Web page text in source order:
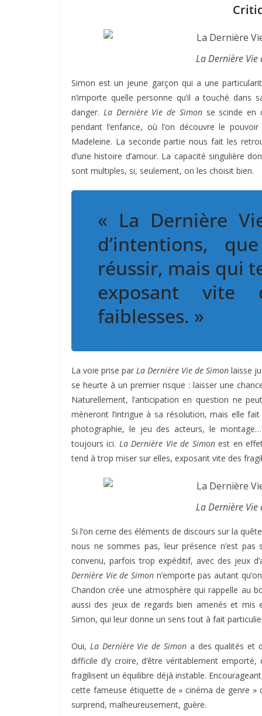
La Dernière Vie
Simon est un jeune garçon qui a une
n’importe quelle personne qu’il a touché
danger. La Dernière Vie de Simonse scinde en
pendant l’enfance, où l’on découvre le
Madeleine. La seconde partie nous fait les
d’une histoire d’amour. La capacité singulière
sont multiples, si, seulement, on les choisit bien.
« La Dernière
d’intentions,
réussir, mais qui
exposant vite
faiblesses. »
La voie prise par La Dernière Vie de Simon laisse
se heurte à un premier risque : laisser une
Naturellement, l’anticipation en question ne
mèneront l’intrigue à sa résolution, mais elle
photographie, le jeu des acteurs, le
toujours ici. La Dernière Vie de Simonest en effet
tend à trop miser sur elles, exposant vite des
La Dernière Vie
Si l’on cerne des éléments de discours sur la
nous ne sommes pas, leur présence n’est
convenu, parfois trop expéditif, avec des jeux
Dernière Vie de Simon n’emporte pas autant
Chandon crée une atmosphère qui rappelle au
aussi des jeux de regards bien amenés et mis
Simon, qui leur donne un sens tout à fait
Oui, La Dernière Vie de Simon a des qualités et
difficile d’y croire, d’être véritablement
fragilisent un équilibre déjà instable.
cette fameuse étiquette de « cinéma de genre
surprend, malheureusement, guère.